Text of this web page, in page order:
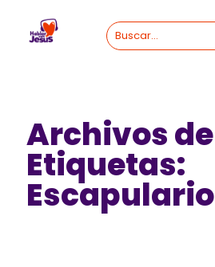
content
Archivos de
Etiquetas:
Escapulario